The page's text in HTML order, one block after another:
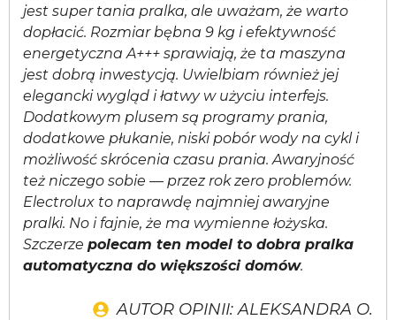
jest super tania pralka, ale uważam, że warto
dopłacić. Rozmiar bębna 9 kg i efektywność
energetyczna A+++ sprawiają, że ta maszyna
jest dobrą inwestycją. Uwielbiam również jej
elegancki wygląd i łatwy w użyciu interfejs.
Dodatkowym plusem są programy prania,
dodatkowe płukanie, niski pobór wody na cykl i
możliwość skrócenia czasu prania. Awaryjność
też niczego sobie — przez rok zero problemów.
Electrolux to naprawdę najmniej awaryjne
pralki. No i fajnie, że ma wymienne łożyska.
Szczerze polecam ten model to dobra pralka
automatyczna do większości domów.
AUTOR OPINII: ALEKSANDRA O.